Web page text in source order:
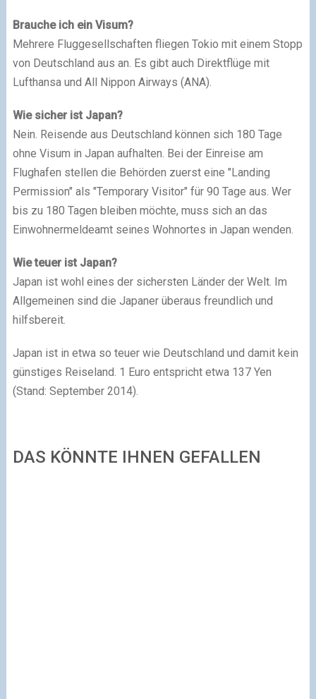
Brauche ich ein Visum?
Mehrere Fluggesellschaften fliegen Tokio mit einem Stopp
von Deutschland aus an. Es gibt auch Direktflüge mit
Lufthansa und All Nippon Airways (ANA).
Wie sicher ist Japan?
Nein. Reisende aus Deutschland können sich 180 Tage
ohne Visum in Japan aufhalten. Bei der Einreise am
Flughafen stellen die Behörden zuerst eine "Landing
Permission" als "Temporary Visitor" für 90 Tage aus. Wer
bis zu 180 Tagen bleiben möchte, muss sich an das
Einwohnermeldeamt seines Wohnortes in Japan wenden.
Wie teuer ist Japan?
Japan ist wohl eines der sichersten Länder der Welt. Im
Allgemeinen sind die Japaner überaus freundlich und
hilfsbereit.
Japan ist in etwa so teuer wie Deutschland und damit kein
günstiges Reiseland. 1 Euro entspricht etwa 137 Yen
(Stand: September 2014).
DAS KÖNNTE IHNEN GEFALLEN